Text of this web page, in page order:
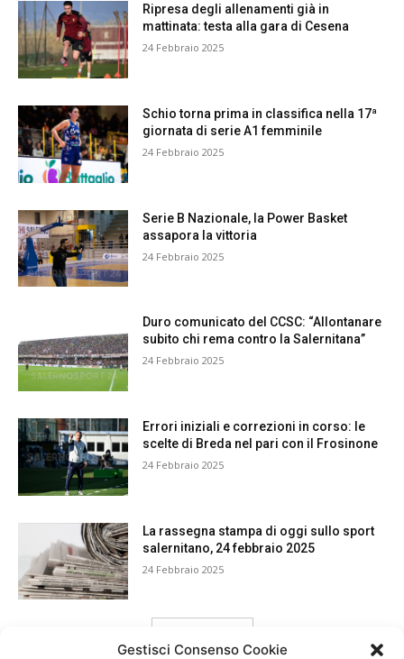
Gestisci Consenso Cookie
Ripresa degli allenamenti già in
mattinata: testa alla gara di Cesena
24 Febbraio 2025
Schio torna prima in classifica nella 17ª
giornata di serie A1 femminile
24 Febbraio 2025
Serie B Nazionale, la Power Basket
assapora la vittoria
24 Febbraio 2025
Duro comunicato del CCSC: “Allontanare
subito chi rema contro la Salernitana”
24 Febbraio 2025
Errori iniziali e correzioni in corso: le
scelte di Breda nel pari con il Frosinone
24 Febbraio 2025
La rassegna stampa di oggi sullo sport
salernitano, 24 febbraio 2025
24 Febbraio 2025